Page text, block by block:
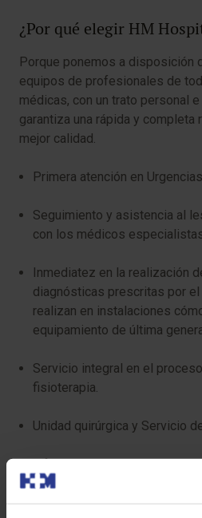
¿Por qué elegir HM
Porque ponemos a disposición
equipos de profesionales de
médicas, con un trato personal
garantiza una rápida y completa
mejor calidad.
Primera atención en
Seguimiento y asistencia al
con los médicos
Inmediatez en la realización
diagnósticas prescritas por
realizan en instalaciones
equipamiento de última
Servicio integral en el
fisioterapia.
Unidad quirúrgica y Servicio
Informes detallados de
curación, así como de alta